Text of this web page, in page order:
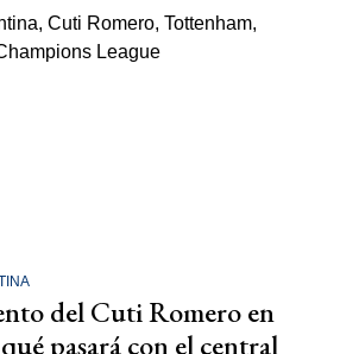
del Cuti Romero en
pasará con el central